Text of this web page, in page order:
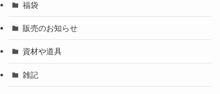
福袋
販売のお知らせ
資材や道具
雑記